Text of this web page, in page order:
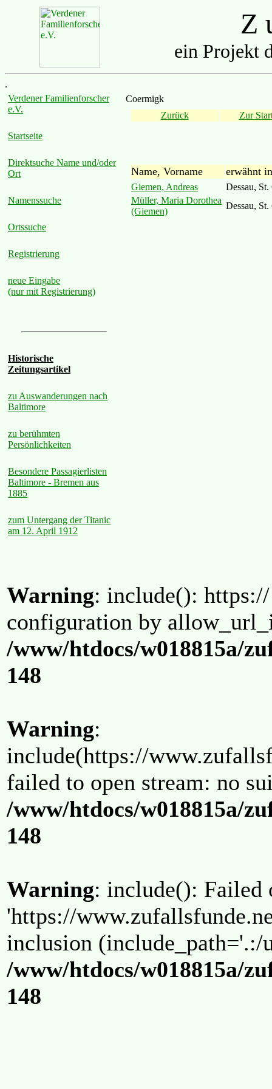
Z
ein Projekt
.
Verdener Familienforscher
e.V.
Startseite
Direktsuche Name und/oder
Ort
Namenssuche
Ortssuche
Registrierung
neue Eingabe
(nur mit Registrierung)
Historische
Zeitungsartikel
zu Auswanderungen nach
Baltimore
zu berühmten
Persönlichkeiten
Besondere Passagierlisten
Baltimore - Bremen aus
1885
zum Untergang der Titanic
am 12. April 1912
Coermigk
Zurück
Zur
Name, Vorname erwähnt in
Giemen, Andreas
Dessau, St.
Müller, Maria Dorothea
(Giemen)
Dessau, St.
Warning: include():
configuration by
/www/htdocs/w018815a/
148
Warning:
include(https://
failed to open stream: no
/www/htdocs/w018815a/
148
Warning: include(): Failed
'https://
inclusion (include_path='.:/
/www/htdocs/w018815a/
148